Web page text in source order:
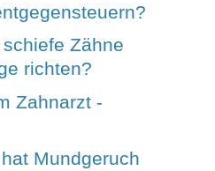
Zähne
richten?
Zahnarzt -
Mundgeruch